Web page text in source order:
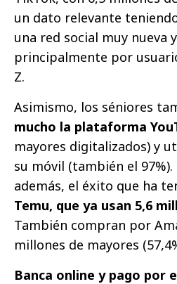
un dato relevante
una red social muy nueva
principalmente por
Z.
Asimismo, los séniores
mucho la plataforma
mayores digitalizados) y
su móvil (también el
además, el éxito que ha
Temu, que ya usan 5,6
También compran por
millones de mayores
Banca online y pago por